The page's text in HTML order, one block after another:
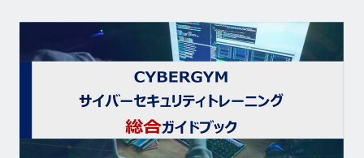
確保を実現するの...